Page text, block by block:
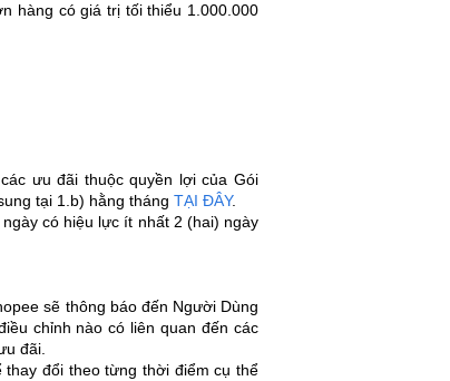
hàng có giá trị tối thiểu 1.000.000
ưu đãi thuộc quyền lợi của Gói
tại 1.b) hằng tháng TẠI ĐÂY.
có hiệu lực ít nhất 2 (hai) ngày
sẽ thông báo đến Người Dùng
chỉnh nào có liên quan đến các
đãi.
đổi theo từng thời điểm cụ thể